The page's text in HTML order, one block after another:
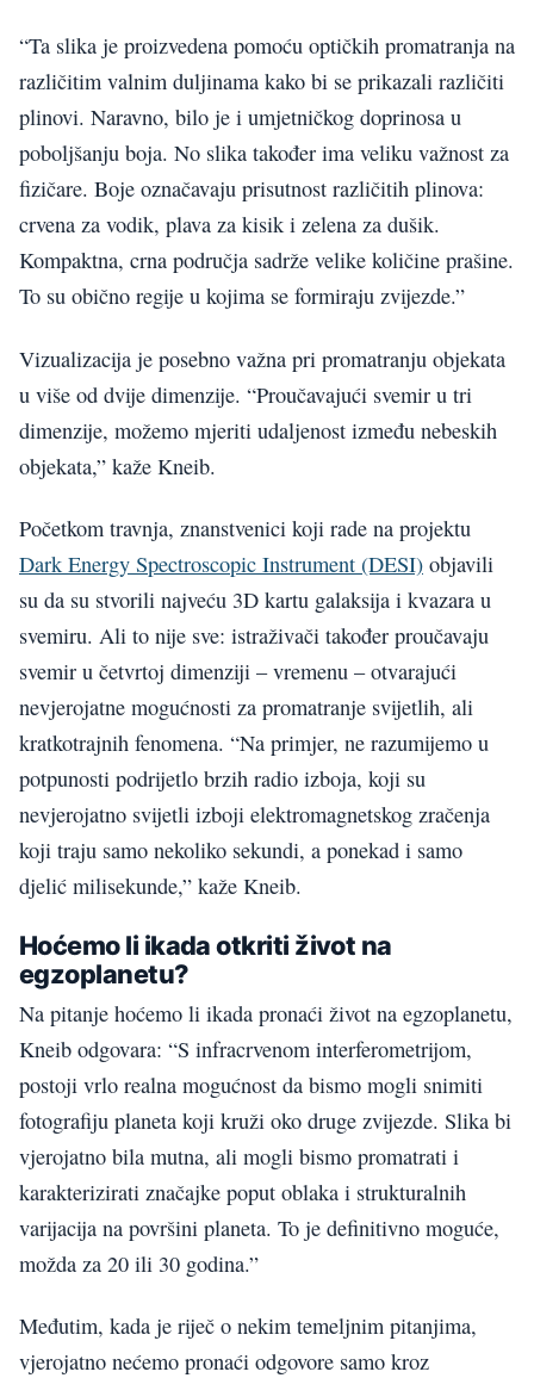
“Ta slika je proizvedena pomoću optičkih promatranja na
različitim valnim duljinama kako bi se prikazali različiti
plinovi. Naravno, bilo je i umjetničkog doprinosa u
poboljšanju boja. No slika također ima veliku važnost za
fizičare. Boje označavaju prisutnost različitih plinova:
crvena za vodik, plava za kisik i zelena za dušik.
Kompaktna, crna područja sadrže velike količine prašine.
To su obično regije u kojima se formiraju zvijezde.”
Vizualizacija je posebno važna pri promatranju objekata
u više od dvije dimenzije. “Proučavajući svemir u tri
dimenzije, možemo mjeriti udaljenost između nebeskih
objekata,” kaže Kneib.
Početkom travnja, znanstvenici koji rade na projektu
Dark Energy Spectroscopic Instrument (DESI) objavili
su da su stvorili najveću 3D kartu galaksija i kvazara u
svemiru. Ali to nije sve: istraživači također proučavaju
svemir u četvrtoj dimenziji – vremenu – otvarajući
nevjerojatne mogućnosti za promatranje svijetlih, ali
kratkotrajnih fenomena. “Na primjer, ne razumijemo u
potpunosti podrijetlo brzih radio izboja, koji su
nevjerojatno svijetli izboji elektromagnetskog zračenja
koji traju samo nekoliko sekundi, a ponekad i samo
djelić milisekunde,” kaže Kneib.
Hoćemo li ikada otkriti život na
egzoplanetu?
Na pitanje hoćemo li ikada pronaći život na egzoplanetu,
Kneib odgovara: “S infracrvenom interferometrijom,
postoji vrlo realna mogućnost da bismo mogli snimiti
fotografiju planeta koji kruži oko druge zvijezde. Slika bi
vjerojatno bila mutna, ali mogli bismo promatrati i
karakterizirati značajke poput oblaka i strukturalnih
varijacija na površini planeta. To je definitivno moguće,
možda za 20 ili 30 godina.”
Međutim, kada je riječ o nekim temeljnim pitanjima,
vjerojatno nećemo pronaći odgovore samo kroz